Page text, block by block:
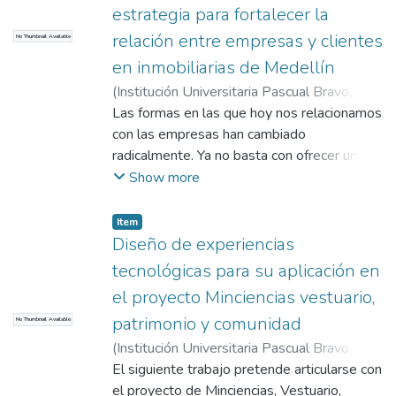
narrativa y visibilizar la dimensión
transformadora de sus prácticas.
para la industria como para los caficultores
del país.
conducir a un aumento en la clientela y el
éxito empresarial.
No Thumbnail Available
estrategia para fortalecer la
relación entre empresas y clientes
en inmobiliarias de Medellín
(Institución Universitaria Pascual Bravo
2025)Lopera David, Luisa Fernanda;
Chavarriaga Gómez, Carolina
Las formas en las que hoy nos relacionamos
con las empresas han cambiado
radicalmente. Ya no basta con ofrecer un
buen producto o servicio: la manera en que
de plataformas digitales se ha vuelto un
factor clave en la construcción de confianza
y lealtad con los clientes. Esto es
especialmente evidente en el sector
inmobiliario, donde cada vez más personas
buscan, comparan y deciden en línea, antes
de contactar un asesor. Sin embargo,
muchas de estas plataformas no están
diseñadas pensando en quienes las usan. La
Show more
No Thumbnail Available
Item
Diseño de experiencias
tecnológicas para su aplicación en
el proyecto Minciencias vestuario,
patrimonio y comunidad
(Institución Universitaria Pascual Bravo
2022)Díaz Restrepo, Alisson;Gómez
Hernández, Julieth Andrea; Muñoz Marín,
El siguiente trabajo pretende articularse con
el proyecto de Minciencias, Vestuario,